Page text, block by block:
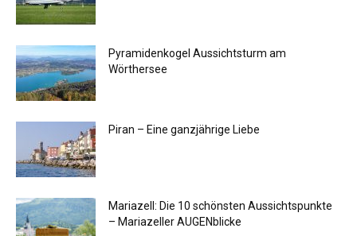
Pyramidenkogel Aussichtsturm am
Wörthersee
Piran – Eine ganzjährige Liebe
Mariazell: Die 10 schönsten Aussichtspunkte
– Mariazeller AUGENblicke